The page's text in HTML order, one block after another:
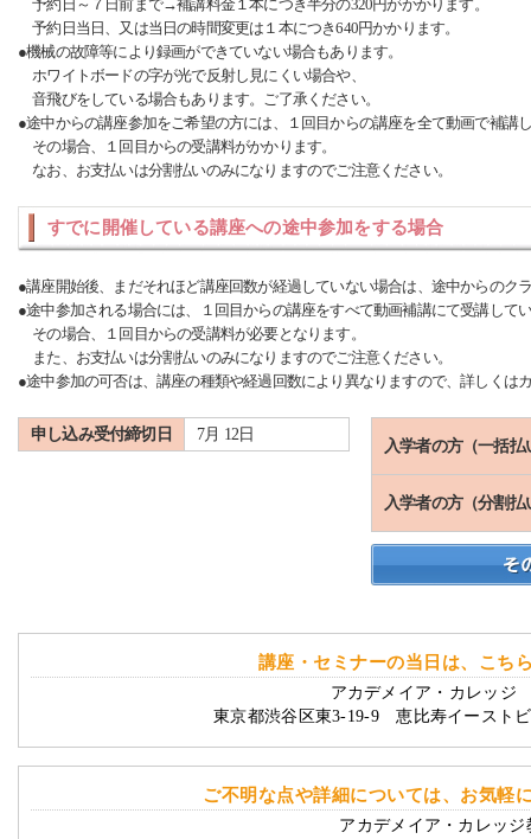
予約日～７日前まで→補講料金１本につき半分の320円がかかります。
予約日当日、又は当日の時間変更は１本につき640円かかります。
●機械の故障等により録画ができていない場合もあります。
ホワイトボードの字が光で反射し見にくい場合や、
音飛びをしている場合もあります。ご了承ください。
●途中からの講座参加をご希望の方には、１回目からの講座を全て動画で補講
その場合、１回目からの受講料がかかります。
なお、お支払いは分割払いのみになりますのでご注意ください。
すでに開催している講座への途中参加をする場合
●講座開始後、まだそれほど講座回数が経過していない場合は、途中からのク
●途中参加される場合には、１回目からの講座をすべて動画補講にて受講して
その場合、１回目からの受講料が必要となります。
また、お支払いは分割払いのみになりますのでご注意ください。
●途中参加の可否は、講座の種類や経過回数により異なりますので、詳しくは
申し込み受付締切日 7月 12日
入学者の方（一括払
入学者の方（分割払
講座・セミナーの当日は、こち
アカデメイア・カレッジ
東京都渋谷区東3-19-9 恵比寿イースト
ご不明な点や詳細については、お気軽
アカデメイア・カレッジ